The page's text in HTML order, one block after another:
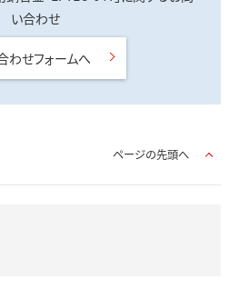
い合わせ
わせフォームへ
ページの先頭へ